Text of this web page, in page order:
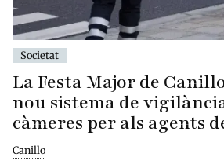
Societat
La Festa Major de
nou sistema de
càmeres per als agents
Canillo